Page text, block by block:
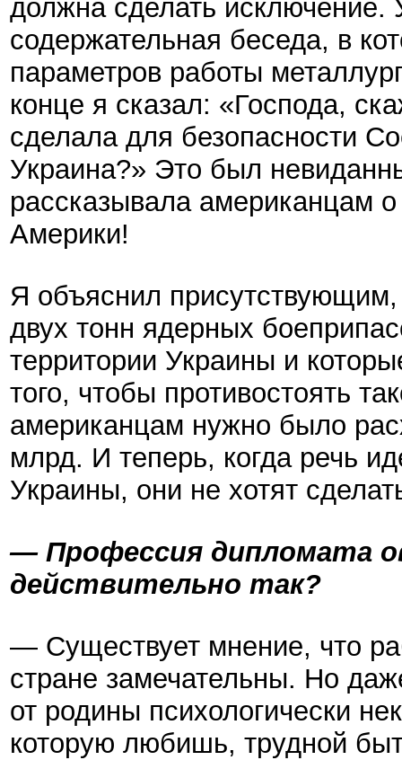
должна сделать исключение.
содержательная беседа, в
параметров работы
конце я сказал: «Господа,
сделала для безопасности
Украина?» Это был
рассказывала американцам
Америки!
Я объяснил
двух тонн ядерных
территории Украины и
того, чтобы противостоять
американцам нужно было
млрд. И теперь, когда речь
Украины, они не хотят
— Профессия дипломата
действительно так?
— Существует мнение, что
стране замечательны. Но
от родины психологически
которую любишь, трудной